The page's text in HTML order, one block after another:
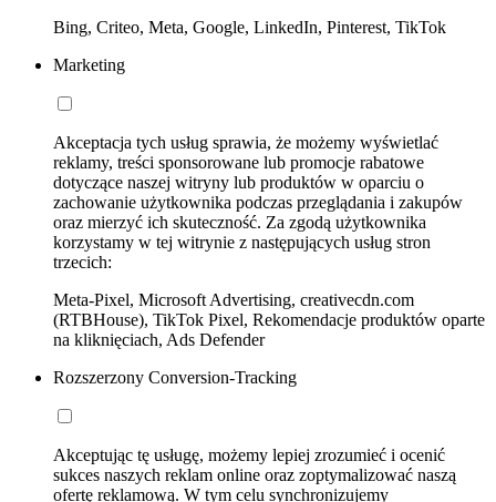
Bing, Criteo, Meta, Google, LinkedIn, Pinterest, TikTok
Marketing
Akceptacja tych usług sprawia, że możemy wyświetlać
reklamy, treści sponsorowane lub promocje rabatowe
dotyczące naszej witryny lub produktów w oparciu o
zachowanie użytkownika podczas przeglądania i zakupów
oraz mierzyć ich skuteczność. Za zgodą użytkownika
korzystamy w tej witrynie z następujących usług stron
trzecich:
Meta-Pixel, Microsoft Advertising, creativecdn.com
(RTBHouse), TikTok Pixel, Rekomendacje produktów oparte
na kliknięciach, Ads Defender
Rozszerzony Conversion-Tracking
Akceptując tę usługę, możemy lepiej zrozumieć i ocenić
sukces naszych reklam online oraz zoptymalizować naszą
ofertę reklamową. W tym celu synchronizujemy